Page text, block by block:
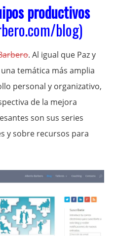
productivos
blog)
. Al igual que Paz y
temática más amplia
personal y organizativo,
de la mejora
son sus series
y sobre recursos para